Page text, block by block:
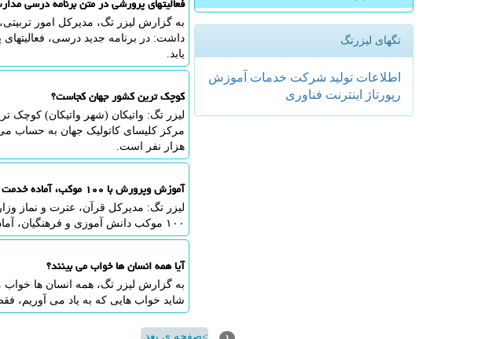
تگهای لیزرتگ
اطلاعات تولید شركت خدمات آموزش
رپورتاژ
اینترنت فناوری
به گزارش لیزر تگ، مدیرکل امور
داشت: در برنامه جدید درسی،
یابد.
کوچک ترین کشور جهان کجاست؟
لیزر تگ: واتیکان (شهر واتیکان) کوچک
هزار نفر است.
آموزش وپرورش با ۱۰۰ موکب، آماده خدمت به زوار اربعین شد
لیزر تگ: مدیرکل قرآن، عترت و نماز
۱۰۰ موکب دانش آموزی و فرهنگیان، آماده سازی مدارس مسیر عبور زائرین برای اسکان آگاهی داد.
آیا همه انسان ها خواب می بینند؟
به گزارش لیزر تگ، همه انسان ها خواب
شاید خواب هایی که به یاد می آوریم،
صفحه ی بعد